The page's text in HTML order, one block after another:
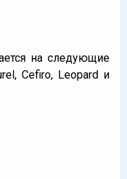
на следующие
Cefiro, Leopard и